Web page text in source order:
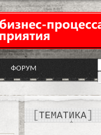
ФОРУМ
ТЕМАТИКА